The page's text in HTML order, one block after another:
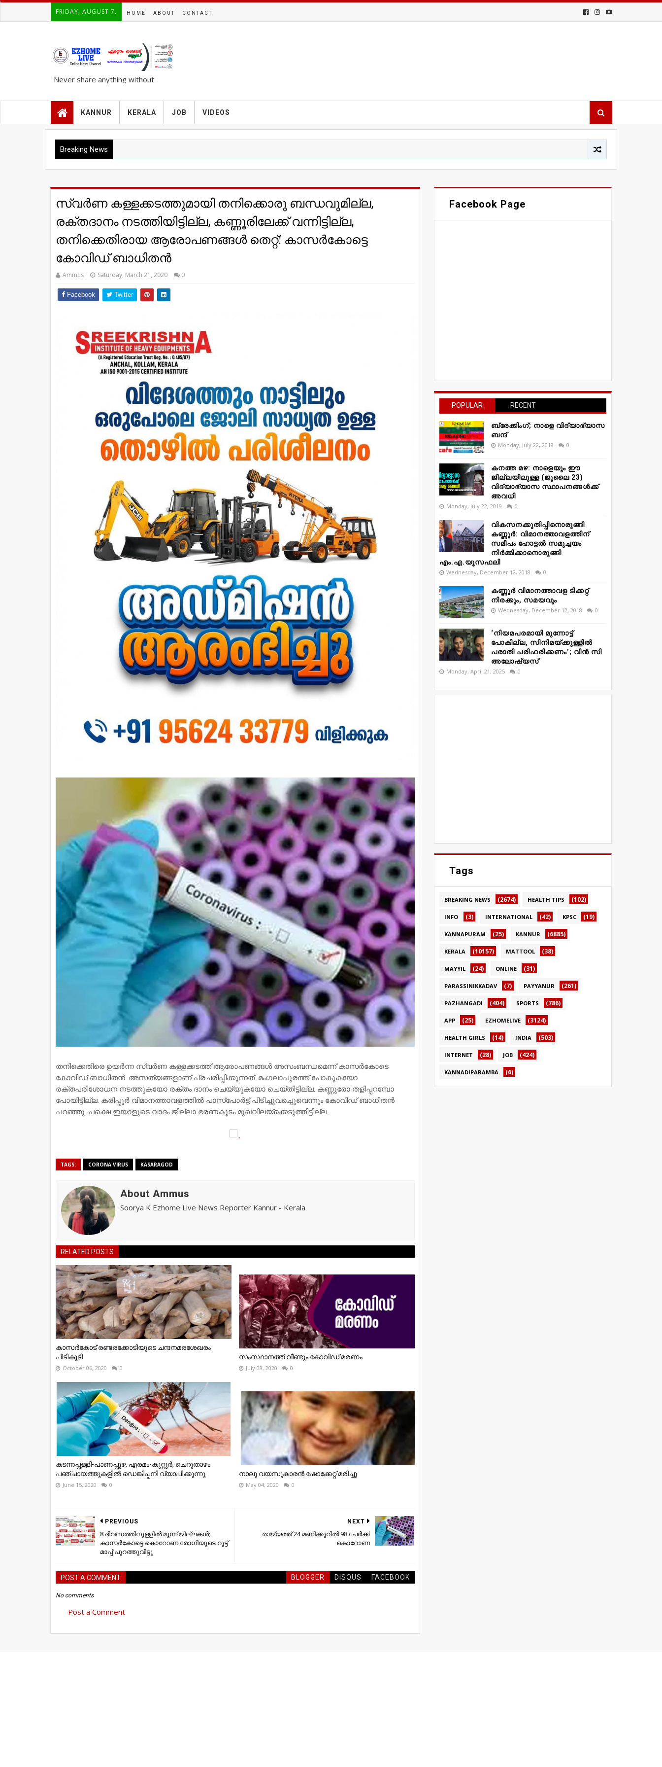
FRIDAY, AUGUST 7. HOME ABOUT CONTACT
Never share anything without
KANNUR KERALA JOB VIDEOS
Breaking News
സ്വര്‍ണ കള്ളക്കടത്തുമായി തനിക്കൊരു ബന്ധവുമില്ല,
രക്തദാനം നടത്തിയിട്ടില്ല, കണ്ണൂരിലേക്ക് വന്നിട്ടില്ല,
തനിക്കെതിരായ ആരോപണങ്ങള്‍ തെറ്റ്: കാസര്‍കോട്ടെ
കോവിഡ് ബാധിതന്‍
Ammus Saturday, March 21, 2020 0
Facebook Twitter
തനിക്കെതിരെ ഉയര്‍ന്ന സ്വര്‍ണ കള്ളക്കടത്ത് ആരോപണങ്ങള്‍ അസംബന്ധമെന്ന് കാസര്‍കോടെ
കോവിഡ് ബാധിതന്‍. അസത്യങ്ങളാണ് പ്രചരിപ്പിക്കുന്നത്. മംഗലാപുരത്ത് പോകുകയോ
രക്തപരിശോധന നടത്തുകയോ രക്തം ദാനം ചെയ്യുകയോ ചെയ്തിട്ടില്ല. കണ്ണൂരോ തളിപ്പറമ്പോ
പോയിട്ടില്ല. കരിപ്പൂര്‍ വിമാനത്താവളത്തില്‍ പാസ്പോര്‍ട്ട് പിടിച്ചുവച്ചെുവെന്നും കോവിഡ് ബാധിതന്‍
പറഞ്ഞു. പക്ഷെ ഇയാളുടെ വാദം ജില്ലാ ഭരണകൂടം മുഖവിലയ്‌ക്കെടുത്തിട്ടില്ല.
TAGS: CORONA VIRUS KASARAGOD
About Ammus
Soorya K Ezhome Live News Reporter Kannur - Kerala
RELATED POSTS
കാസർകോട് രണ്ടരക്കോടിയുടെ ചന്ദനമരശേഖരം
പിടികൂടി
October 06, 2020 0
സംസ്ഥാനത്ത് വീണ്ടും കോവിഡ് മരണം
July 08, 2020 0
കടന്നപ്പള്ളി-പാണപ്പുഴ, എരമം-കുറ്റൂർ, ചെറുതാഴം
പഞ്ചായത്തുകളിൽ ഡെങ്കിപ്പനി വ്യാപിക്കുന്നു
June 15, 2020 0
നാലു വയസുകാരന്‍ ഷോക്കേറ്റ് മരിച്ചു
May 04, 2020 0
NEXT
രാജ്യത്ത് 24 മണിക്കൂറില്‍ 98 പേര്‍ക്ക്
കൊറോണ
PREVIOUS
8 ദിവസത്തിനുള്ളില്‍ മൂന്ന് ജില്ലകള്‍;
കാസര്‍കോട്ടെ കൊറോണ രോഗിയുടെ റൂട്ട്
മാപ്പ് പുറത്തുവിട്ടു
POST A COMMENT BLOGGER DISQUS FACEBOOK
No comments
Post a Comment
Facebook Page
POPULAR RECENT
ബ്രേക്കിംഗ്; നാളെ വിദ്യാഭ്യാസ
ബന്ദ്
Monday, July 22, 2019 0
കനത്ത മഴ: നാളെയും ഈ
ജില്ലയിലുള്ള (ജൂലൈ 23)
വിദ്യാഭ്യാസ സ്ഥാപനങ്ങൾക്ക്
അവധി
Monday, July 22, 2019 0
വികസനക്കുതിപ്പിനൊരുങ്ങി
കണ്ണൂർ: വിമാനത്താവളത്തിന്
സമീപം ഹോട്ടൽ സമുച്ചയം
നിർമ്മിക്കാനൊരുങ്ങി
എം.എ.യൂസഫലി
Wednesday, December 12, 2018 0
കണ്ണൂർ വിമാനത്താവള ടിക്കറ്റ്
നിരക്കും, സമയവും
Wednesday, December 12, 2018 0
‘നിയമപരമായി മുന്നോട്ട്
പോകില്ല, സിനിമയ്ക്കുള്ളിൽ
പരാതി പരിഹരിക്കണം’; വിൻ സി
അലോഷ്യസ്
Monday, April 21, 2025 0
Tags
BREAKING NEWS (2674) HEALTH TIPS (102)
INFO (3) INTERNATIONAL (42) KPSC (19)
KANNAPURAM (25) KANNUR (6885)
KERALA (10157) MATTOOL (38)
MAYYIL (24) ONLINE (31)
PARASSINIKKADAV (7) PAYYANUR (261)
PAZHANGADI (404) SPORTS (786)
APP (25) EZHOMELIVE (3124)
HEALTH GIRLS (14) INDIA (503)
INTERNET (28) JOB (424)
KANNADIPARAMBA (6)